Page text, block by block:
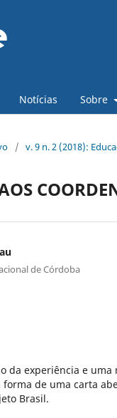
Notícias Sobre
/ v. 9 n. 2 (2018):
de Córdoba
da experiência e
de uma carta
Brasil.